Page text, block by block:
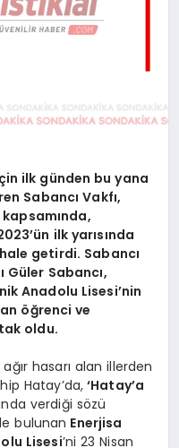
ilk günden bu yana
Sabancı Vakfı,
ilk yarısında
getirdi. Sabancı
Güler Sabancı,
Anadolu Lisesi’nin
öğrenci ve
oldu.
hasarı alan illerden
Hatay’da, ‘Hatay’a
verdiği sözü
bulunan Enerjisa
Lisesi’ni 23 Nisan